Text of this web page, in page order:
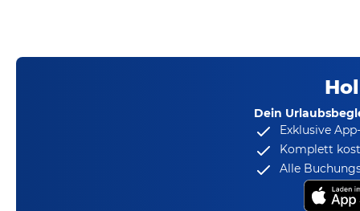
Dein
Exklusive
Komplett
Alle